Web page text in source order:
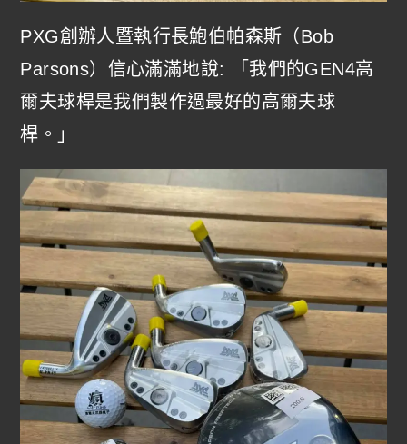
PXG創辦人暨執行長鮑伯帕森斯（Bob
Parsons）信心滿滿地說: 「我們的GEN4高
爾夫球桿是我們製作過最好的高爾夫球
桿。」